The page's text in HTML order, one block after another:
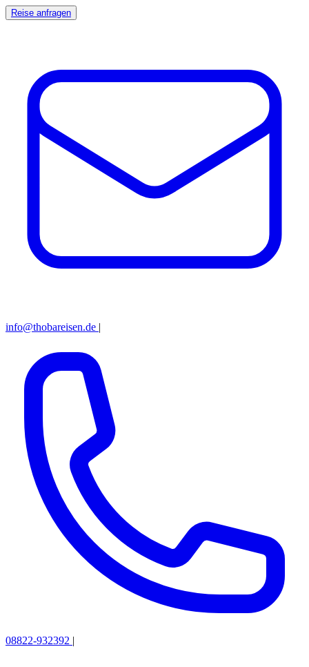
Reise anfragen
info@thobareisen.de |
08822-932392 |